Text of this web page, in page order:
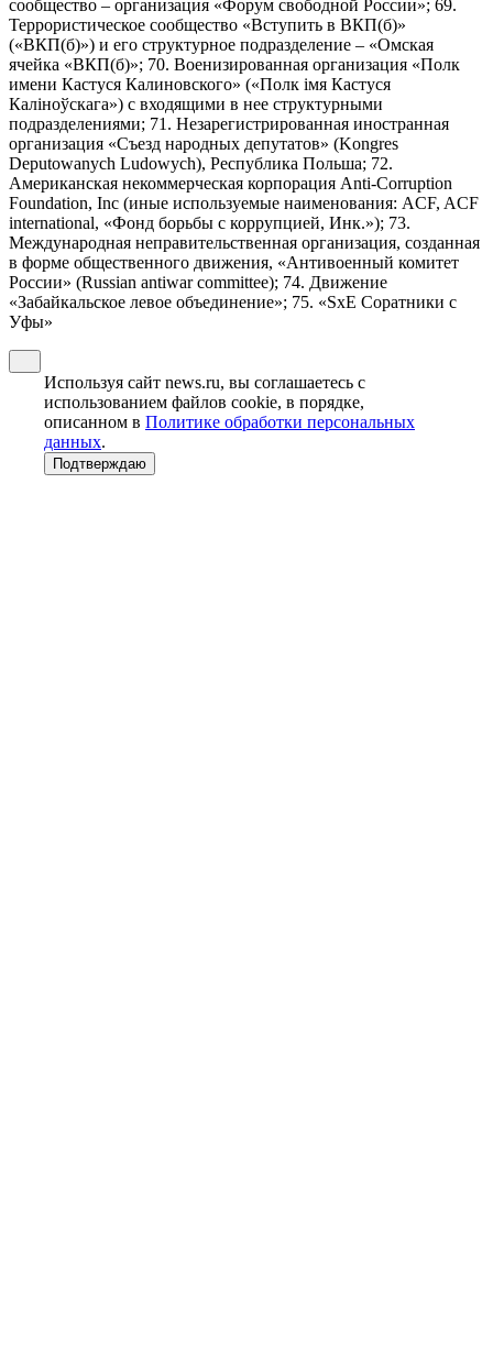
сообщество – организация «Форум свободной России»; 69.
Террористическое сообщество «Вступить в ВКП(б)»
(«ВКП(б)») и его структурное подразделение – «Омская
ячейка «ВКП(б)»; 70. Военизированная организация «Полк
имени Кастуся Калиновского» («Полк iмя Кастуся
Калiноўскага») с входящими в нее структурными
подразделениями; 71. Незарегистрированная иностранная
организация «Съезд народных депутатов» (Kongres
Deputowanych Ludowych), Республика Польша; 72.
Американская некоммерческая корпорация Anti-Corruption
Foundation, Inc (иные используемые наименования: ACF, ACF
international, «Фонд борьбы с коррупцией, Инк.»); 73.
Международная неправительственная организация, созданная
в форме общественного движения, «Антивоенный комитет
России» (Russian antiwar committee); 74. Движение
«Забайкальское левое объединение»; 75. «SxE Соратники с
Уфы»
Используя сайт news.ru, вы соглашаетесь с
использованием файлов cookie, в порядке,
описанном в Политике обработки персональных
данных.
Подтверждаю